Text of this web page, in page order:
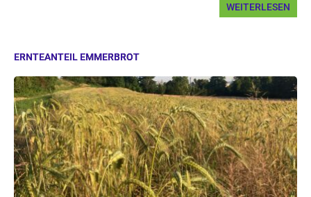
WEITERLESEN
ERNTEANTEIL EMMERBROT